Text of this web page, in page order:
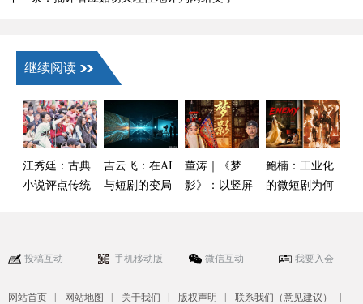
继续阅读
江秀廷：古典
小说评点传统
吉云飞：在AI
与短剧的变局
董涛｜《梦
影》：以竖屏
鲍楠：工业化
的微短剧为何
投稿互动 手机移动版 微信互动 我要入会
网站首页 | 网站地图 | 关于我们 | 版权声明 | 联系我们（意见建议） |